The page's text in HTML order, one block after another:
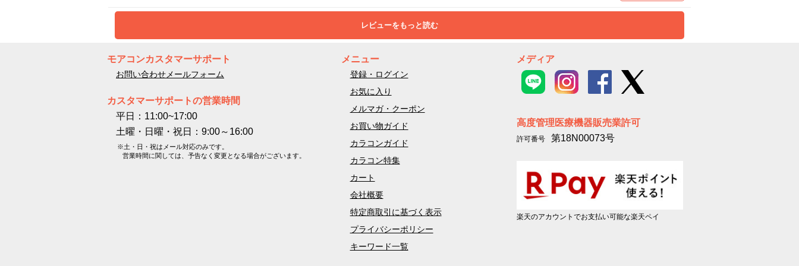
レビューをもっと読む
モアコンカスタマーサポート
お問い合わせメールフォーム
カスタマーサポートの営業時間
平日：11:00~17:00
土曜・日曜・祝日：9:00～16:00
※土・日・祝はメール対応のみです。
営業時間に関しては、予告なく変更となる場合がございます。
メニュー
登録・ログイン
お気に入り
メルマガ・クーポン
お買い物ガイド
カラコンガイド
カラコン特集
カート
会社概要
特定商取引に基づく表示
プライバシーポリシー
キーワード一覧
メディア
高度管理医療機器販売業許可
許可番号 第18N00073号
楽天のアカウントでお支払い可能な楽天ペイ